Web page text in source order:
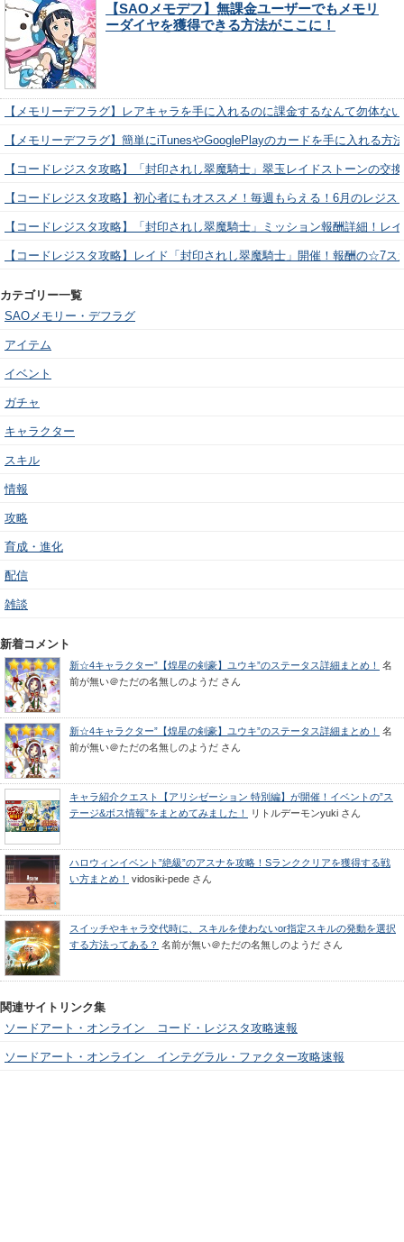
【SAOメモデフ】無課金ユーザーでもメモリ
ーダイヤを獲得できる方法がここに！
【メモリーデフラグ】レアキャラを手に入れるのに課金するなんて勿体な
【メモリーデフラグ】簡単にiTunesやGooglePlayのカードを手に入れる方
【コードレジスタ攻略】「封印されし翠魔騎士」翠玉レイドストーンの交
【コードレジスタ攻略】初心者にもオススメ！毎週もらえる！6月のレジ
【コードレジスタ攻略】「封印されし翠魔騎士」ミッション報酬詳細！レ
【コードレジスタ攻略】レイド「封印されし翠魔騎士」開催！報酬の☆7
カテゴリー一覧
SAOメモリー・デフラグ
アイテム
イベント
ガチャ
キャラクター
スキル
情報
攻略
育成・進化
配信
雑談
新着コメント
新☆4キャラクター”【煌星の剣豪】ユウキ”のステータス詳細まとめ！
名
前が無い＠ただの名無しのようだ さん
新☆4キャラクター”【煌星の剣豪】ユウキ”のステータス詳細まとめ！
名
前が無い＠ただの名無しのようだ さん
キャラ紹介クエスト【アリシゼーション 特別編】が開催！イベントの”ス
テージ&ボス情報”をまとめてみました！
リトルデーモンyuki さん
ハロウィンイベント”絶級”のアスナを攻略！Sランククリアを獲得する戦
い方まとめ！
vidosiki-pede さん
スイッチやキャラ交代時に、スキルを使わないor指定スキルの発動を選択
する方法ってある？ 名前が無い＠ただの名無しのようだ さん
関連サイトリンク集
ソードアート・オンライン コード・レジスタ攻略速報
ソードアート・オンライン インテグラル・ファクター攻略速報